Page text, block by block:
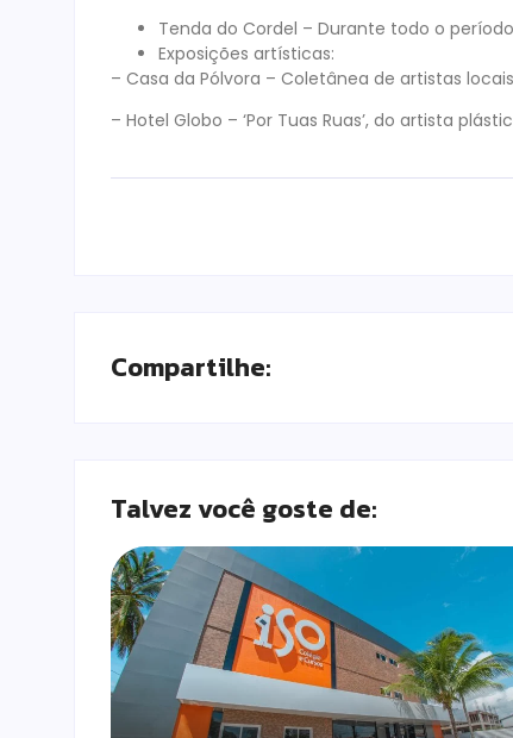
Tenda do Cordel – Durante todo o
Exposições artísticas:
– Casa da Pólvora – Coletânea de artistas
– Hotel Globo – ‘Por Tuas Ruas’, do artista
Compartilhe:
Talvez você goste de: